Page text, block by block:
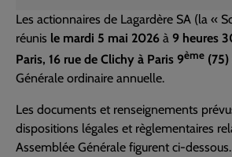
Les actionnaires de Lagardère SA (la «
réunis le mardi 5 mai 2026 à 9 heures
Paris, 16 rue de Clichy à Paris 9ème (75)
Générale ordinaire annuelle.
Les documents et renseignements
dispositions légales et règlementaires
Assemblée Générale figurent ci-dessous.